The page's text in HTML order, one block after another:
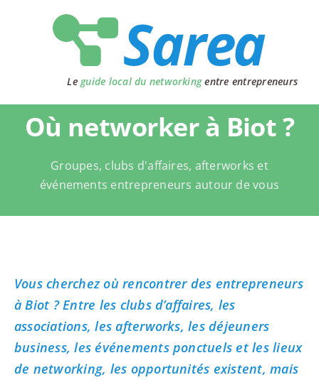
Le guide local du networkingentre entrepreneurs
Où networker à Biot ?
Groupes, clubs d'affaires, afterworks et
événements entrepreneurs autour de vous
Vous cherchez où rencontrer des entrepreneurs
à Biot ? Entre les clubs d’affaires, les
associations, les afterworks, les déjeuners
business, les événements ponctuels et les lieux
de networking, les opportunités existent, mais